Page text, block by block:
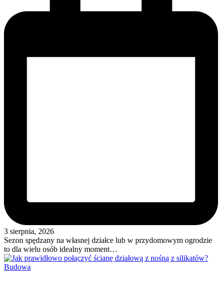
3 sierpnia, 2026
Sezon spędzany na własnej działce lub w przydomowym ogrodzie
to dla wielu osób idealny moment…
Posted
Budowa